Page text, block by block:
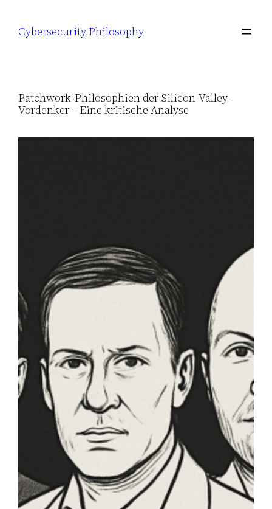
Inhalt
Cybersecurity Philosophy
Patchwork-Philosophien der Silicon-Valley-
Vordenker – Eine kritische Analyse